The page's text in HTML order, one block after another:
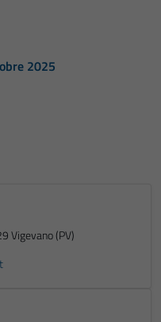
2025
Vigevano (PV)